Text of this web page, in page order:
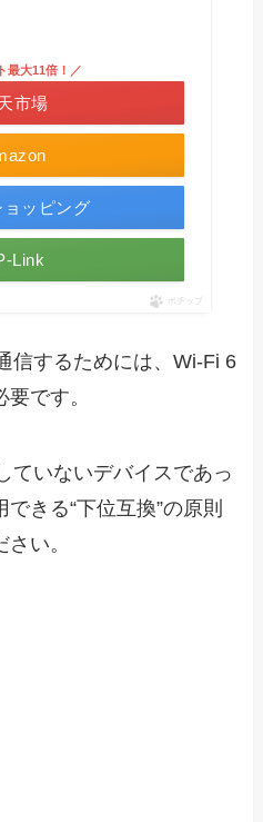
最大11倍！／
市場
ョッピング
Link
ポチップ
信するためには、Wi-Fi 6
です。
ていないデバイスであっ
きる“下位互換”の原則
い。